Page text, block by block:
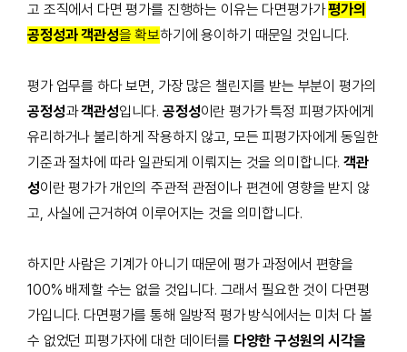
고 조직에서 다면 평가를 진행하는 이유는 다면평가가평가의
공정성과 객관성을 확보하기에 용이하기 때문일 것입니다.
평가 업무를 하다 보면, 가장 많은 챌린지를 받는 부분이 평가의
공정성과객관성입니다. 공정성이란 평가가 특정 피평가자에게
유리하거나 불리하게 작용하지 않고, 모든 피평가자에게 동일한
기준과 절차에 따라 일관되게 이뤄지는 것을 의미합니다.객관
성이란 평가가 개인의 주관적 관점이나 편견에 영향을 받지 않
고, 사실에 근거하여 이루어지는 것을 의미합니다.
하지만 사람은 기계가 아니기 때문에 평가 과정에서 편향을
100% 배제할 수는 없을 것입니다. 그래서 필요한 것이 다면평
가입니다. 다면평가를 통해 일방적 평가 방식에서는 미처 다 볼
수 없었던피평가자에 대한 데이터를 다양한 구성원의 시각을